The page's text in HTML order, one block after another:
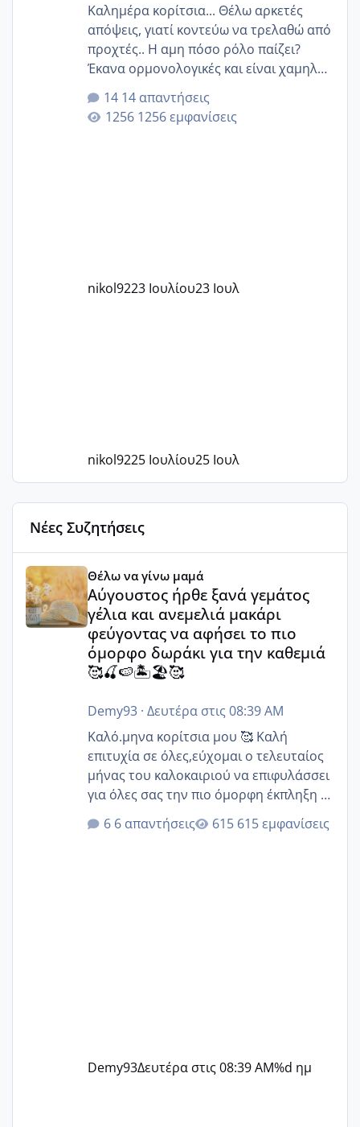
Καλημέρα κορίτσια... Θέλω αρκετές
απόψεις, γιατί κοντεύω να τρελαθώ από
προχτές.. Η αμη πόσο ρόλο παίζει?
Έκανα ορμονολογικές και είναι χαμηλή
για την ηλικία μου.. Είχα ήδη μια
εγκυμοσύνη, που έπρεπε να τερματιστεί
στην 27η εβδομάδα και προσπαθώ 7
14 απαντήσεις
1256 εμφανίσεις
nikol9223 Ιουλίου23 Ιουλ
nikol9225 Ιουλίου25 Ιουλ
Νέες Συζητήσεις
Αύγουστος ήρθε ξανά γεμάτος γέλια και ανεμελιά
Θέλω να γίνω μαμά
Αύγουστος ήρθε ξανά γεμάτος
γέλια και ανεμελιά μακάρι
φεύγοντας να αφήσει το πιο
όμορφο δωράκι για την καθεμιά
🥰🍒🍉🏝️🏖️🥰
Demy93· Δευτέρα στις 08:39 AM
Καλό.μηνα κορίτσια μου 🥰 Καλή
επιτυχία σε όλες,εύχομαι ο τελευταίος
μήνας του καλοκαιριού να επιφυλάσσει
για όλες σας την πιο όμορφη έκπληξη 🧿
@Elk @Melikara86 @Παρασκευαιδου
@Zenia z @melitiniღ @Christi.D.
6 απαντήσεις 615 εμφανίσεις
Demy93Δευτέρα στις 08:39 AM%d ημ